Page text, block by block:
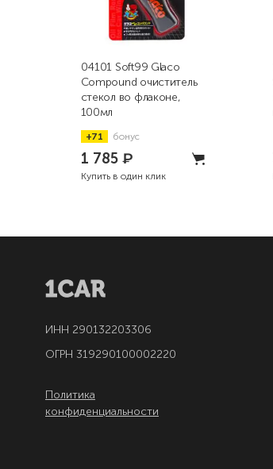
04101 Soft99 Glaco
Compound очиститель
стекол во флаконе,
100мл
+71 бонус
1 785 ₽
Купить в один клик
ИНН 290132203306
ОГРН 319290100002220
Политика
конфиденциальности